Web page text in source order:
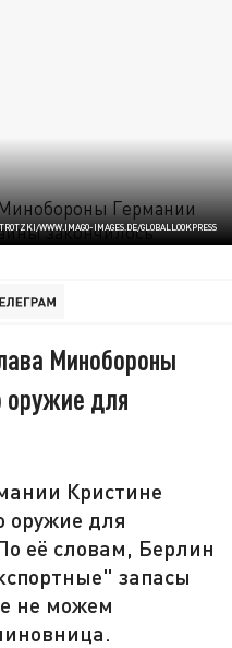
WWW.IMAGO-IMAGES.DE/GLOBALLOOKPRESS
Минобороны
оружие для
Кристине
оружие для
её словам, Берлин
запасы
не можем